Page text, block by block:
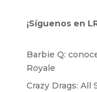
¡Síguenos en
Barbie Q:
Royale
Crazy Drags: All